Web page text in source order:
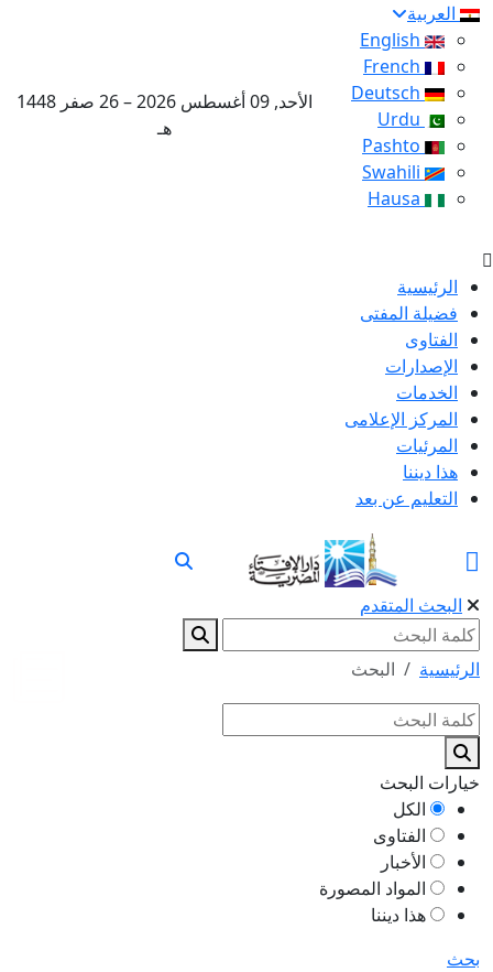
العربية
الأحد, 09 أغسطس 2026 – 26 صفر 1448
هـ
الرئيسية
فضيلة المفتى
الفتاوى
الإصدارات
الخدمات
المركز الإعلامى
المرئيات
هذا ديننا
التعليم عن بعد
البحث المتقدم
الرئيسية البحث
خيارات البحث
الكل
الفتاوى
الأخبار
المواد المصورة
هذا ديننا
بحث